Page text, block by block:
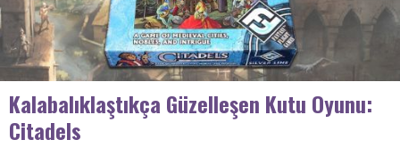
Kalabalıklaştıkça Güzelleşen Kutu Oyunu:
Citadels